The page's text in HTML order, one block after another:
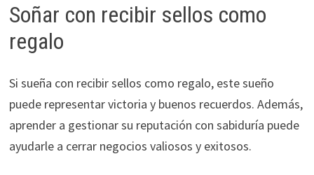
Soñar con recibir sellos como
regalo
Si sueña con recibir sellos como regalo, este sueño
puede representar victoria y buenos recuerdos. Además,
aprender a gestionar su reputación con sabiduría puede
ayudarle a cerrar negocios valiosos y exitosos.